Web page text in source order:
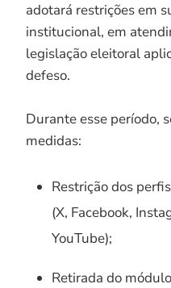
adotará restrições em
institucional, em
legislação eleitoral
defeso.
Durante esse período,
medidas:
Restrição dos
(X, Facebook,
YouTube);
Retirada do